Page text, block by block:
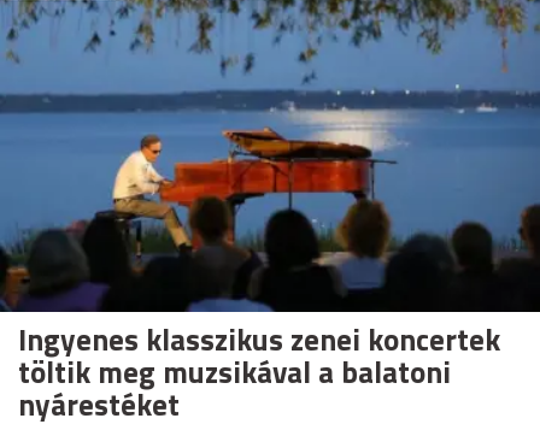
Ingyenes klasszikus zenei koncertek
töltik meg muzsikával a balatoni
nyárestéket